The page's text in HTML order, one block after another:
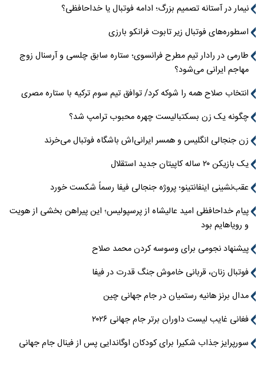
نیمار در آستانه تصمیم بزرگ؛ ادامه فوتبال یا خداحافظی؟
اسطوره‌های فوتبال زیر تابوت فرانکو بارزی
طارمی در رادار تیم مطرح فرانسوی؛ ستاره سابق چلسی و آرسنال زوج
مهاجم ایرانی می‌شود؟
انتخاب صلاح همه را شوکه کرد/ توافق تیم سوم ترکیه با ستاره مصری
چگونه یک زن بسکتبالیست چهره محبوب ترامپ شد؟
زن جنجالی انگلیس و همسر ایرانی‌اش باشگاه فوتبال می‌خرند
یک بازیکن ۲۰ ساله کاپیتان جدید استقلال
عقب‌نشینی اینفانتینو؛ پروژه جنجالی فیفا رسماً شکست خورد
پیام خداحافظی امید عالیشاه از پرسپولیس؛ این پیراهن بخشی از هویت
و رویاهایم بود
پیشنهاد نجومی برای وسوسه کردن محمد صلاح
فوتبال زنان، قربانی خاموش جنگ قدرت در فیفا
مدال برنز هانیه رستمیان در جام جهانی چین
فغانی غایب لیست داوران برتر جام جهانی ۲۰۲۶
سورپرایز جذاب شکیرا برای کودکان اوگاندایی پس از فینال جام جهانی